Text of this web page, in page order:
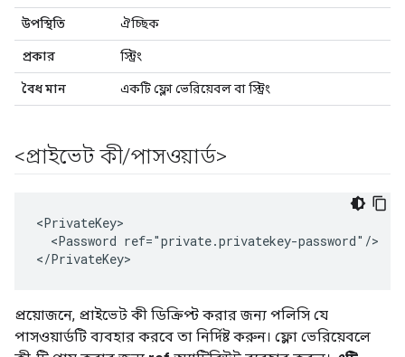
উপস্থিতি ঐচ্ছিক
প্রকার স্ট্রিং
বৈধ মান একটি ফ্লো ভেরিয়েবল বা স্ট্রিং
<প্রাইভেট কী/পাসওয়ার্ড>
<PrivateKey>
  <Password ref="private.privatekey-password"/>
</PrivateKey>
প্রয়োজনে, প্রাইভেট কী ডিক্রিপ্ট করার জন্য পলিসি যে
পাসওয়ার্ডটি ব্যবহার করবে তা নির্দিষ্ট করুন। ফ্লো ভেরিয়েবলে